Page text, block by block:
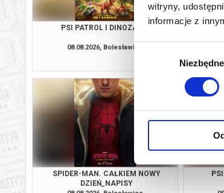
witryny,
informacje z
Wybór
Niezbędne
PSI PATROL I DINOZAURY
08.08.2026, Bolesławiec
SPIDER-MAN. CAŁKIEM NOWY
DZIEŃ_NAPISY